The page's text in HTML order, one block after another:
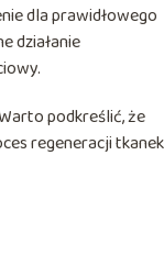
dla prawidłowego
działanie
podkreślić, że
regeneracji